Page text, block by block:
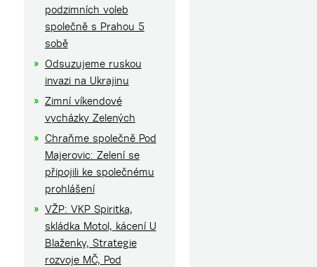
podzimních voleb
společně s Prahou 5
sobě
Odsuzujeme ruskou
invazi na Ukrajinu
Zimní víkendové
vycházky Zelených
Chraňme společně Pod
Majerovic: Zelení se
připojili ke společnému
prohlášení
VŽP: VKP Spiritka,
skládka Motol, kácení U
Blaženky, Strategie
rozvoje MČ, Pod